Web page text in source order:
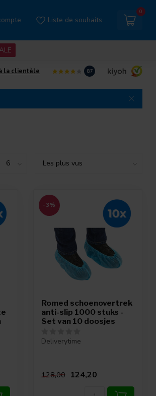
Liste de souhaits
0
la clientèle 8.7
-3%
Romed schoenovertrek
anti-slip 1000 stuks -
Set van 10 doosjes
Deliverytime
128,00 124,20